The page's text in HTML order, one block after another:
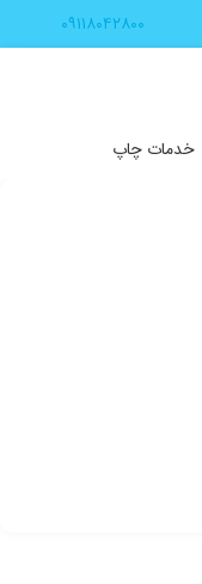
۰۹۱۱۸۰۴۲۸۰۰
خدمات چاپ